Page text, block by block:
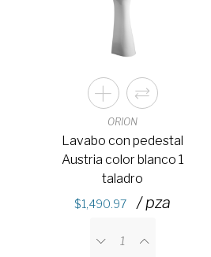
ORION
Lavabo con pedestal
Austria color blanco 1
taladro
1,490.97 / pza